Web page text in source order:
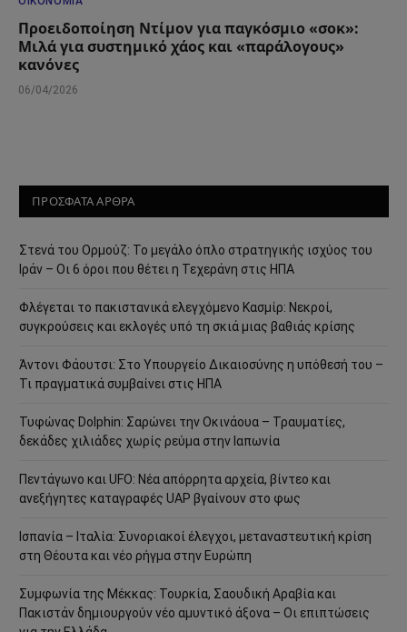
Προειδοποίηση Ντίμον για παγκόσμιο «σοκ»:
Μιλά για συστημικό χάος και «παράλογους»
κανόνες
06/04/2026
ΠΡΟΣΦΑΤΑ ΑΡΘΡΑ
Στενά του Ορμούζ: Το μεγάλο όπλο στρατηγικής ισχύος του
Ιράν – Οι 6 όροι που θέτει η Τεχεράνη στις ΗΠΑ
Φλέγεται το πακιστανικά ελεγχόμενο Κασμίρ: Νεκροί,
συγκρούσεις και εκλογές υπό τη σκιά μιας βαθιάς κρίσης
Άντονι Φάουτσι: Στο Υπουργείο Δικαιοσύνης η υπόθεσή του –
Τι πραγματικά συμβαίνει στις ΗΠΑ
Τυφώνας Dolphin: Σαρώνει την Οκινάουα – Τραυματίες,
δεκάδες χιλιάδες χωρίς ρεύμα στην Ιαπωνία
Πεντάγωνο και UFO: Νέα απόρρητα αρχεία, βίντεο και
ανεξήγητες καταγραφές UAP βγαίνουν στο φως
Ισπανία – Ιταλία: Συνοριακοί έλεγχοι, μεταναστευτική κρίση
στη Θέουτα και νέο ρήγμα στην Ευρώπη
Συμφωνία της Μέκκας: Τουρκία, Σαουδική Αραβία και
Πακιστάν δημιουργούν νέο αμυντικό άξονα – Οι επιπτώσεις